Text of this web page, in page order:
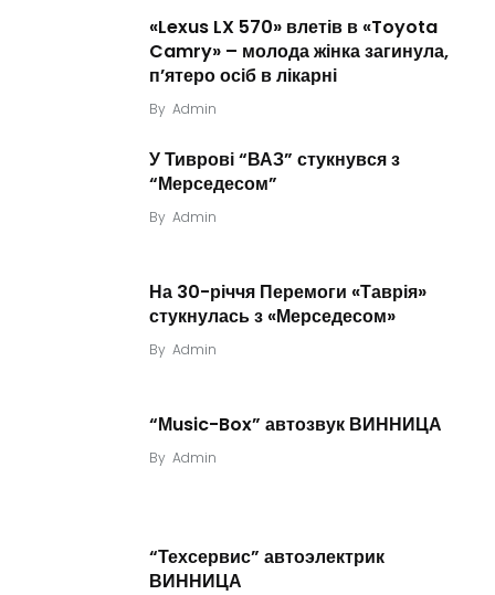
«Lexus LX 570» влетів в «Toyota
Camry» – молода жінка загинула,
п’ятеро осіб в лікарні
By Admin
У Тиврові “ВАЗ” стукнувся з
“Мерседесом”
By Admin
На 30-річчя Перемоги «Таврія»
стукнулась з «Мерседесом»
By Admin
“Мusic-Box” автозвук ВИННИЦА
By Admin
“Техсервис” автоэлектрик
ВИННИЦА